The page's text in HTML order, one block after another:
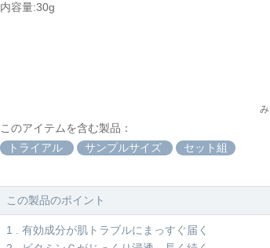
内容量:30g
このアイテムを含む製品：
トライアル
サンプルサイズ セット組
この製品のポイント
1 . 有効成分が肌トラブルにまっすぐ届く